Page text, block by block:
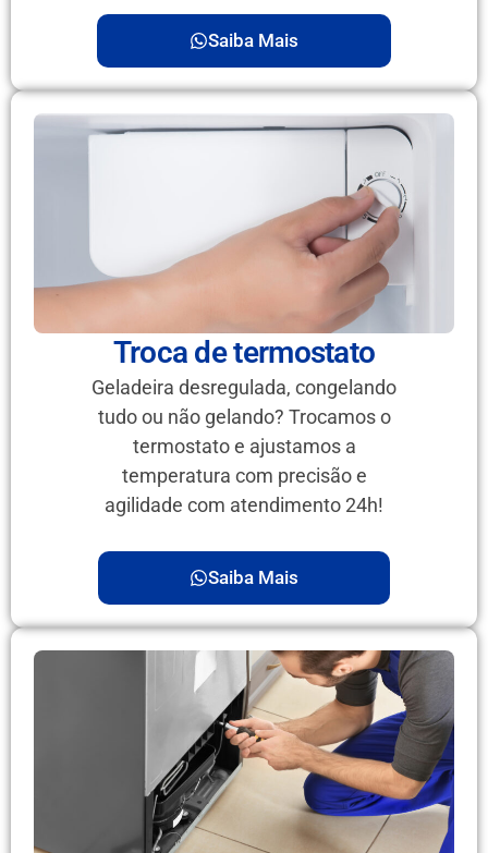
Saiba Mais
Troca de termostato
Geladeira desregulada, congelando
tudo ou não gelando? Trocamos o
termostato e ajustamos a
temperatura com precisão e
agilidade com atendimento 24h!
Saiba Mais